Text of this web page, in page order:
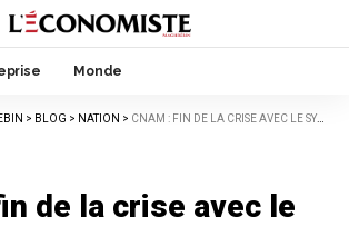
Monde
> BLOG > NATION > CNAM : FIN DE LA CRISE AVEC LE SYNDICAT DES MÉDECINS DE LIBRE PRATIQUE
de la crise avec le